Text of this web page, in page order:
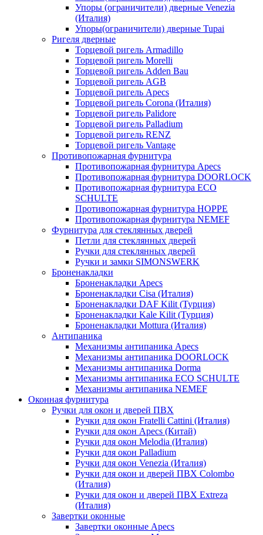
Упоры (ограничители) дверные Venezia
(Италия)
Упоры(ограничители) дверные Tupai
Ригеля дверные
Торцевой ригель Armadillo
Торцевой ригель Morelli
Торцевой ригель Adden Bau
Торцевой ригель AGB
Торцевой ригель Apecs
Торцевой ригель Corona (Италия)
Торцевой ригель Palidore
Торцевой ригель Palladium
Торцевой ригель RENZ
Торцевой ригель Vantage
Противопожарная фурнитура
Противопожарная фурнитура Apecs
Противопожарная фурнитура DOORLOCK
Противопожарная фурнитура ECO
SCHULTE
Противопожарная фурнитура HOPPE
Противопожарная фурнитура NEMEF
Фурнитура для стеклянных дверей
Петли для стеклянных дверей
Ручки для стеклянных дверей
Ручки и замки SIMONSWERK
Броненакладки
Броненакладки Apecs
Броненакладки Cisa (Италия)
Броненакладки DAF Kilit (Турция)
Броненакладки Kale Kilit (Турция)
Броненакладки Mottura (Италия)
Антипаника
Механизмы антипаника Apecs
Механизмы антипаника DOORLOCK
Механизмы антипаника Dorma
Механизмы антипаника ECO SCHULTE
Механизмы антипаника NEMEF
Оконная фурнитура
Ручки для окон и дверей ПВХ
Ручки для окон Fratelli Cattini (Италия)
Ручки для окон Apecs (Китай)
Ручки для окон Melodia (Италия)
Ручки для окон Palladium
Ручки для окон Venezia (Италия)
Ручки для окон и дверей ПВХ Colombo
(Италия)
Ручки для окон и дверей ПВХ Extreza
(Италия)
Завертки оконные
Завертки оконные Apecs